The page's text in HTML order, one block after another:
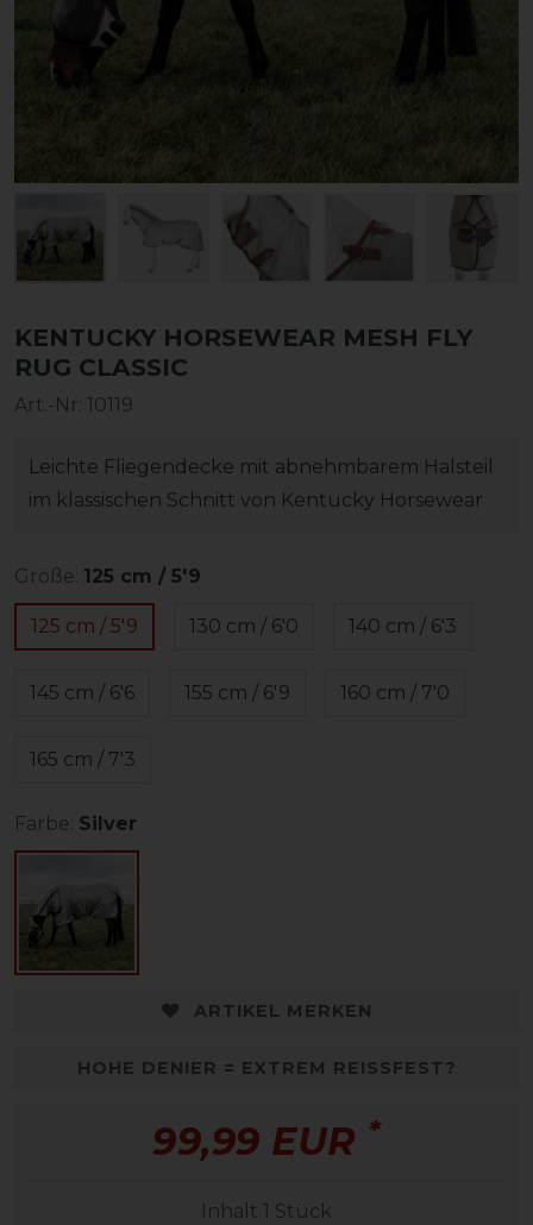
KENTUCKY HORSEWEAR MESH FLY
RUG CLASSIC
Art.-Nr: 10119
Leichte Fliegendecke mit abnehmbarem Halsteil
im klassischen Schnitt von Kentucky Horsewear
Größe: 125 cm / 5'9
125 cm / 5'9 130 cm / 6'0 140 cm / 6'3
145 cm / 6'6 155 cm / 6'9 160 cm / 7'0
165 cm / 7'3
Farbe: Silver
ARTIKEL MERKEN
HOHE DENIER = EXTREM REISSFEST?
99,99 EUR *
Inhalt 1 Stück